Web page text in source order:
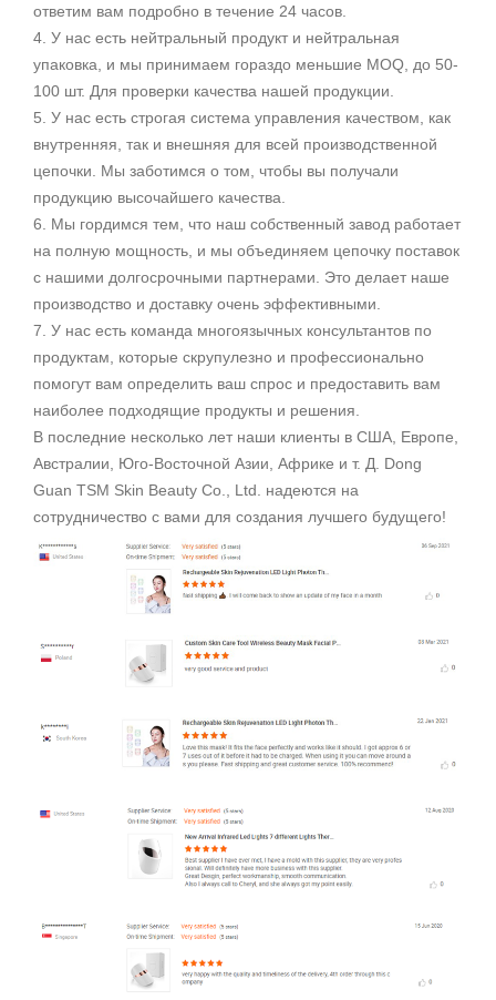
ответим вам подробно в течение 24 часов.
4. У нас есть нейтральный продукт и нейтральная
упаковка, и мы принимаем гораздо меньшие MOQ, до 50-
100 шт. Для проверки качества нашей продукции.
5. У нас есть строгая система управления качеством, как
внутренняя, так и внешняя для всей производственной
цепочки. Мы заботимся о том, чтобы вы получали
продукцию высочайшего качества.
6. Мы гордимся тем, что наш собственный завод работает
на полную мощность, и мы объединяем цепочку поставок
с нашими долгосрочными партнерами. Это делает наше
производство и доставку очень эффективными.
7. У нас есть команда многоязычных консультантов по
продуктам, которые скрупулезно и профессионально
помогут вам определить ваш спрос и предоставить вам
наиболее подходящие продукты и решения.
В последние несколько лет наши клиенты в США, Европе,
Австралии, Юго-Восточной Азии, Африке и т. Д. Dong
Guan TSM Skin Beauty Co., Ltd. надеются на
сотрудничество с вами для создания лучшего будущего!